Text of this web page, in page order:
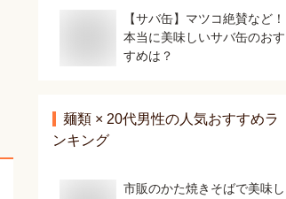
【サバ缶】マツコ絶賛など！
本当に美味しいサバ缶のおす
すめは？
麺類 × 20代男性の人気おすすめラ
ンキング
市販のかた焼きそばで美味し